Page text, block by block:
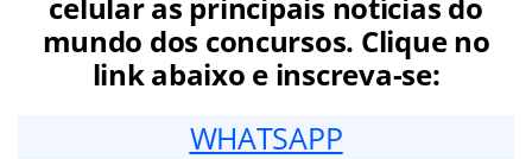
mundo dos concursos. Clique no
link abaixo e inscreva-se:
WHATSAPP